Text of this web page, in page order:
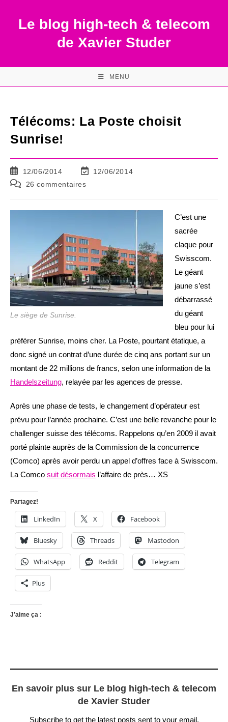
contentLe blog high-tech & telecom
de Xavier Studer
MENU
Télécoms: La Poste choisit
Sunrise!
Publication
publiée :
12/06/2014
Dernière
publication :
12/06/2014
Commentaires
publication :
26 commentaires
Le siège de Sunrise.
C’est une
sacrée
claque pour
Swisscom.
Le géant
jaune s’est
débarrassé
du géant
bleu pour lui
préférer Sunrise, moins cher. La Poste, pourtant étatique, a
donc signé un contrat d’une durée de cinq ans portant sur un
montant de 22 millions de francs, selon une information de la
Handelszeitung, relayée par les agences de presse.
Après une phase de tests, le changement d’opérateur est
prévu pour l’année prochaine. C’est une belle revanche pour le
challenger suisse des télécoms. Rappelons qu’en 2009 il avait
porté plainte auprès de la Commission de la concurrence
(Comco) après avoir perdu un appel d’offres face à Swisscom.
La Comco suit désormais l’affaire de près… XS
Partagez!
LinkedIn X Facebook
Bluesky Threads Mastodon
WhatsApp Reddit Telegram
Plus
J’aime ça :
En savoir plus sur Le blog high-tech & telecom
de Xavier Studer
Subscribe to get the latest posts sent to your email.